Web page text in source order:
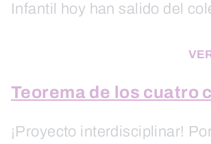
Infantil hoy han salido del
Teorema de los cuatro
¡Proyecto interdisciplinar!